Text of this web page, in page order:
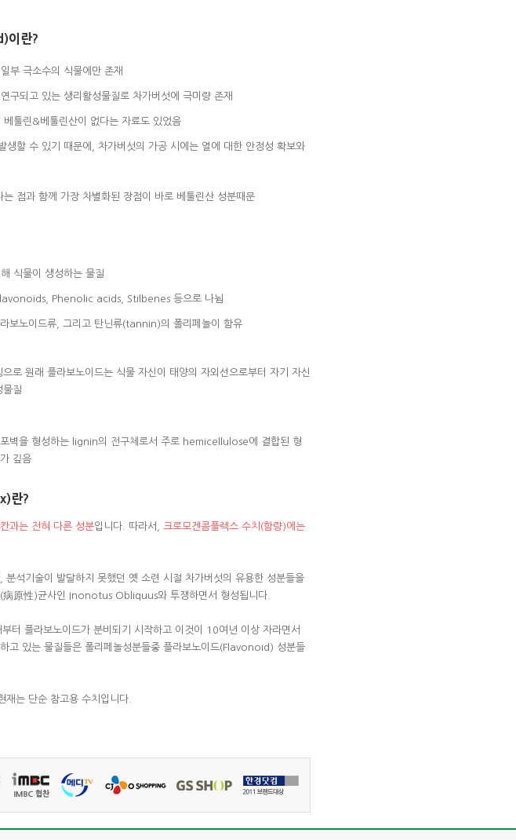
이란?
부 극소수의 식물에만 존재
구되고 있는 생리활성물질로 차가버섯에 극미량 존재
툴린&베툴린산이 없다는 자료도 있었음
생할 수 있기 때문에, 차가버섯의 가공 시에는 열에 대한 안정성 확보와
점과 함께 가장 차별화된 장점이 바로 베툴린산 성분때문
식물이 생성하는 물질
Phenolic acids, Stilbenes 등으로 나뉨
노이드류, 그리고 탄닌류(tannin)의 폴리페놀이 함유
로 원래 플라보노이드는 식물 자신이 태양의 자외선으로부터 자기 자신
물질
벽을 형성하는 lignin의 전구체로서 주로 hemicellulose에 결합된 형
깊음
란?
과는 전혀 다른 성분입니다. 따라서, 크로모겐콤플렉스 수치(함량)에는
석기술이 발달하지 못했던 옛 소련 시절 차가버섯의 유용한 성분들을
病原性)균사인 Inonotus Obliquus와 투쟁하면서 형성됩니다.
터 플라보노이드가 분비되기 시작하고 이것이 10여년 이상 자라면서
고 있는 물질들은 폴리페놀성분들중 플라보노이드(Flavonoid) 성분들
재는 단순 참고용 수치입니다.